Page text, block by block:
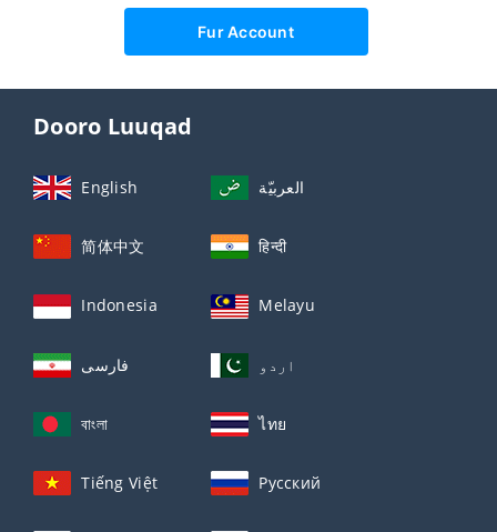
Fur Account
Dooro Luuqad
English العربيّة
简体中文 हिन्दी
Indonesia Melayu
فارسی اردو
বাংলা ไทย
Tiếng Việt Русский